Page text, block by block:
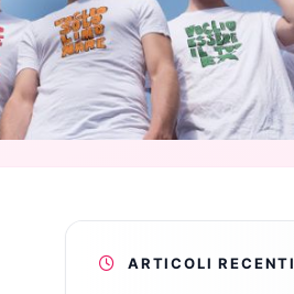
ARTICOLI RECENTI